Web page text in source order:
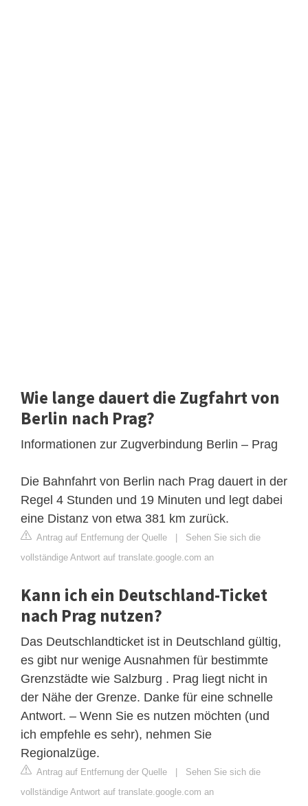
Wie lange dauert die Zugfahrt von
Berlin nach Prag?
Informationen zur Zugverbindung Berlin – Prag
Die Bahnfahrt von Berlin nach Prag dauert in der
Regel 4 Stunden und 19 Minuten und legt dabei
eine Distanz von etwa 381 km zurück.
Antrag auf Entfernung der Quelle | Sehen Sie sich die
vollständige Antwort auf translate.google.com an
Kann ich ein Deutschland-Ticket
nach Prag nutzen?
Das Deutschlandticket ist in Deutschland gültig,
es gibt nur wenige Ausnahmen für bestimmte
Grenzstädte wie Salzburg . Prag liegt nicht in
der Nähe der Grenze. Danke für eine schnelle
Antwort. – Wenn Sie es nutzen möchten (und
ich empfehle es sehr), nehmen Sie
Regionalzüge.
Antrag auf Entfernung der Quelle | Sehen Sie sich die
vollständige Antwort auf translate.google.com an